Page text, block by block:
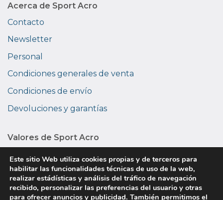
Acerca de Sport Acro
Contacto
Newsletter
Personal
Condiciones generales de venta
Condiciones de envío
Devoluciones y garantías
Valores de Sport Acro
Privacidad
Sobre nosotros
Este sitio Web utiliza cookies propias y de terceros para
habilitar las funcionalidades técnicas de uso de la web,
realizar estádísticas y análisis del tráfico de navegación
recibido, personalizar las preferencias del usuario y otras
para ofrecer anuncios y publicidad. También permitimos el